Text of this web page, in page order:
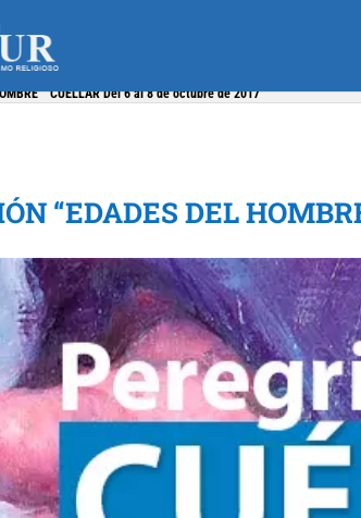
“ CUÉLLAR Del 6 al 8 de octubre de 2017
“EDADES DEL